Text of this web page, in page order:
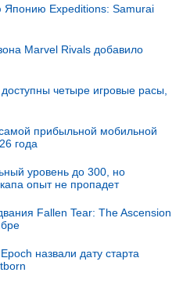
Японию Expeditions: Samurai
Marvel Rivals добавило
четыре игровые расы,
прибыльной мобильной
года
уровень до 300, но
опыт не пропадет
Fallen Tear: The Ascension
назвали дату старта